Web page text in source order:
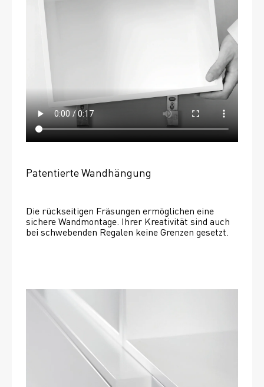
Patentierte Wandhängung
Die rückseitigen Fräsungen ermöglichen eine
sichere Wandmontage. Ihrer Kreativität sind auch
bei schwebenden Regalen keine Grenzen gesetzt.